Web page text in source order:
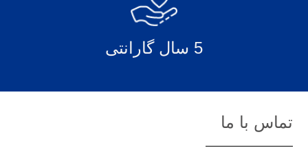
5 سال گارانتی
تماس با ما